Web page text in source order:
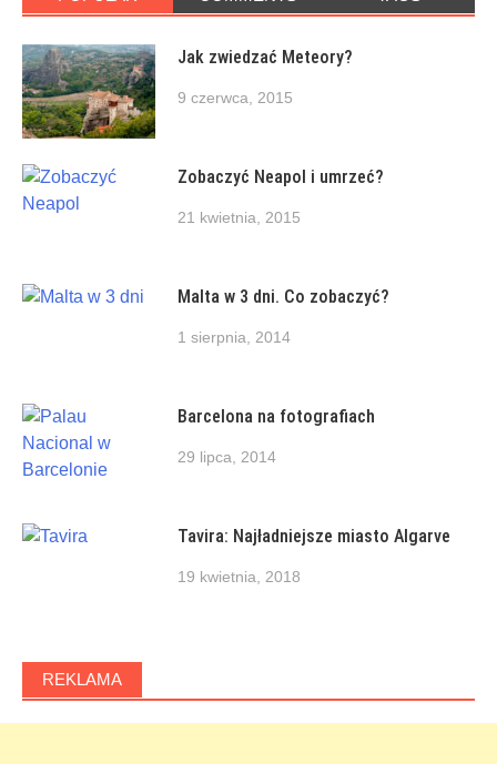
Jak zwiedzać Meteory?
9 czerwca, 2015
Zobaczyć Neapol i umrzeć?
21 kwietnia, 2015
Malta w 3 dni. Co zobaczyć?
1 sierpnia, 2014
Barcelona na fotografiach
29 lipca, 2014
Tavira: Najładniejsze miasto Algarve
19 kwietnia, 2018
REKLAMA